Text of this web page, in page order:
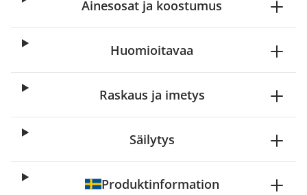
Ainesosat ja koostumus
Huomioitavaa
Raskaus ja imetys
Säilytys
Produktinformation